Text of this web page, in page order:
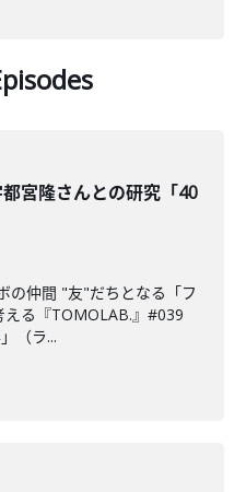
宮隆さんとの研究「40
の仲間 "友"だちとなる「フ
える『TOMOLAB.』#039
（ラ...